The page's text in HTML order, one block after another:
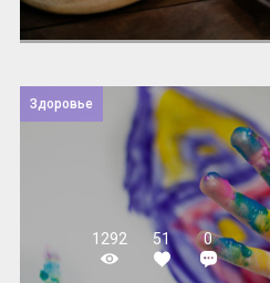
Здоровье
1292 51 0